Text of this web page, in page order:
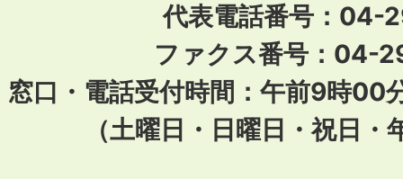
代表電話番号：04-
ファクス番号：04-
窓口・電話受付時間：午前9時00
（土曜日・日曜日・祝日